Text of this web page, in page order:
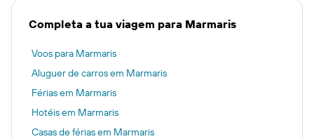
Completa a tua viagem para Marmaris
Voos para Marmaris
Aluguer de carros em Marmaris
Férias em Marmaris
Hotéis em Marmaris
Casas de férias em Marmaris